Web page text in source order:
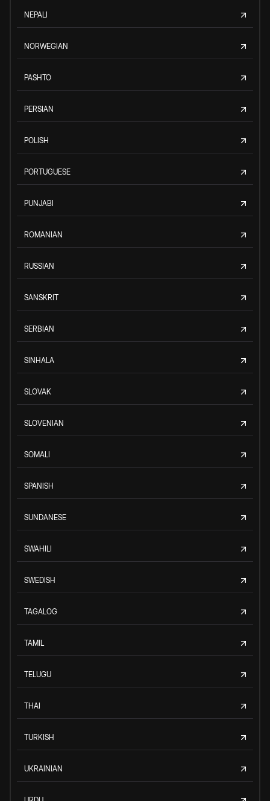
NEPALI
NORWEGIAN
PASHTO
PERSIAN
POLISH
PORTUGUESE
PUNJABI
ROMANIAN
RUSSIAN
SANSKRIT
SERBIAN
SINHALA
SLOVAK
SLOVENIAN
SOMALI
SPANISH
SUNDANESE
SWAHILI
SWEDISH
TAGALOG
TAMIL
TELUGU
THAI
TURKISH
UKRAINIAN